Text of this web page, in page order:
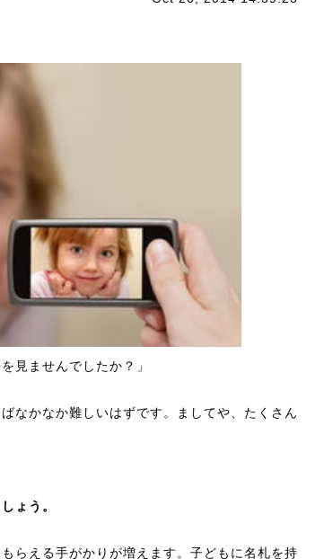
見ませんでしたか？」
なかなか難しいはずです。ましてや、たくさん
ょう。
らえる手がかりが増えます。子どもに名札を持